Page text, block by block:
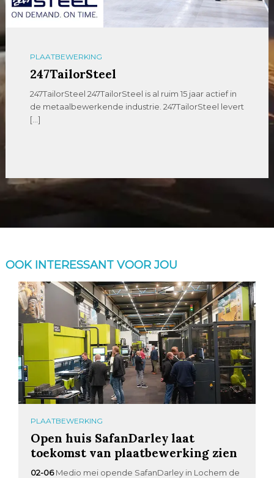
PLAATBEWERKING
247TailorSteel
247TailorSteel 247TailorSteel is al ruim 15 jaar actief in
de metaalbewerkende industrie. 247TailorSteel levert
[…]
OOK INTERESSANT VOOR JOU
PLAATBEWERKING
Open huis SafanDarley laat
toekomst van plaatbewerking zien
02-06 Medio mei opende SafanDarley in Lochem de